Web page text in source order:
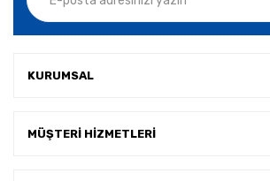
KURUMSAL
MÜŞTERİ HİZMETLERİ